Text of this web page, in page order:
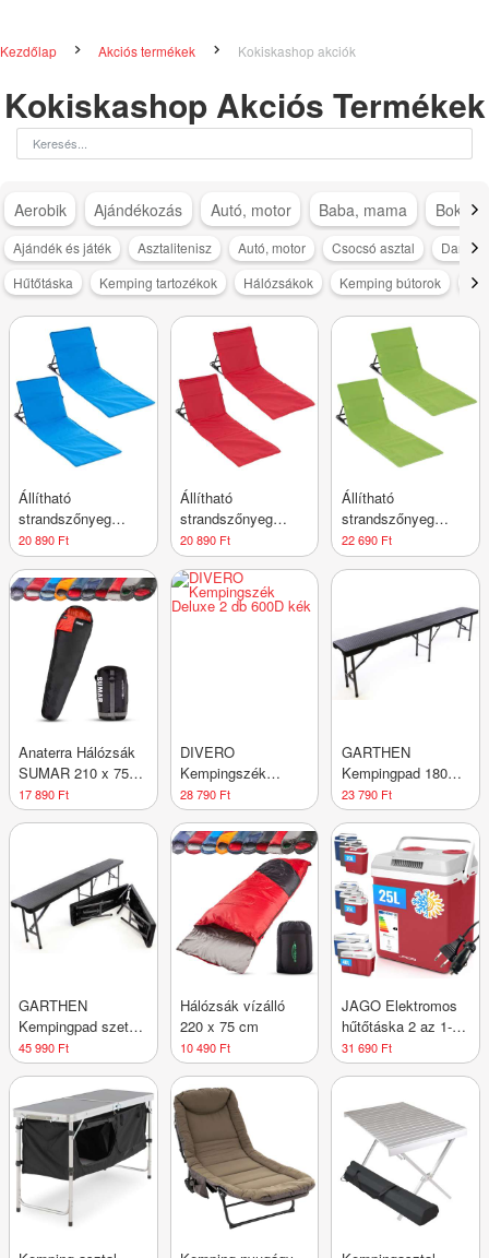
Kezdőlap Akciós termékek Kokiskashop akciók
Kokiskashop Akciós Termékek
Aerobik Ajándékozás Autó, motor Baba, mama
Ajándék és játék Asztalitenisz Autó, motor Csocsó asztal
Darts
Hűtőtáska
Kemping tartozékok Hálózsákok Kemping bútorok
Állítható
strandszőnyeg
háttámlával 2 db
kék
20 890 Ft
Állítható
strandszőnyeg
háttámlával 2 db
piros
20 890 Ft
Állítható
strandszőnyeg
háttámlával 2 db
zöld
22 690 Ft
Anaterra Hálózsák
SUMAR 210 x 75
cm
17 890 Ft
DIVERO
Kempingszék
Deluxe 2 db 600D
kék
28 790 Ft
GARTHEN
Kempingpad 180
cm fekete
23 790 Ft
GARTHEN
Kempingpad szett 2
db 180 cm rattan
45 990 Ft
Hálózsák vízálló
220 x 75 cm
10 490 Ft
JAGO Elektromos
hűtőtáska 2 az 1-
ben 25 L piros
31 690 Ft